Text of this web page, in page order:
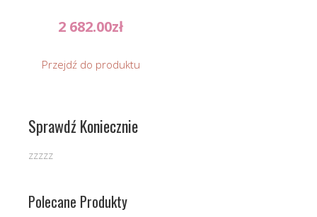
2 682.00zł
Przejdź do produktu
Sprawdź Koniecznie
zzzzz
Polecane Produkty